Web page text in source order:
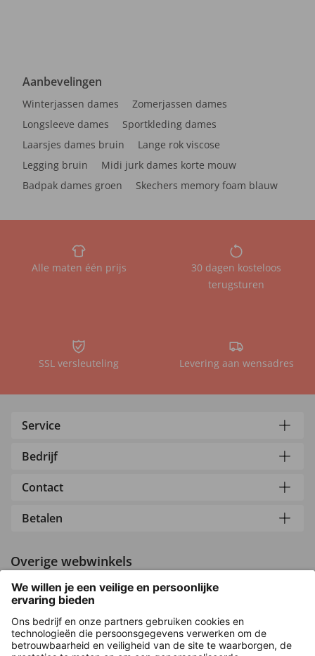
Aanbevelingen
Winterjassen dames
Zomerjassen dames
Longsleeve dames
Sportkleding dames
Laarsjes dames bruin
Lange rok viscose
Legging bruin
Midi jurk dames korte mouw
Badpak dames groen
Skechers memory foam blauw
Alle maten één prijs
30 dagen kosteloos
terugsturen
SSL versleuteling Levering aan wensadres
Service
Bedrijf
Contact
Betalen
Overige webwinkels
Nederland
Versleuteling met